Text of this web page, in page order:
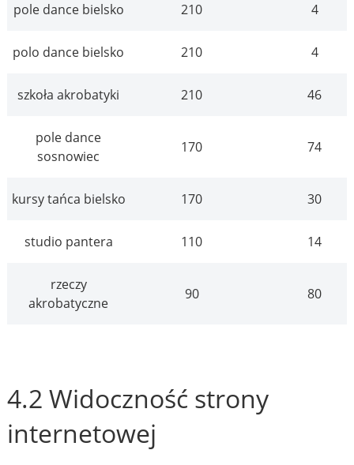
pole dance bielsko 210 4
polo dance bielsko 210 4
szkoła akrobatyki 210 46
pole dance
sosnowiec
170 74
kursy tańca bielsko 170 30
studio pantera 110 14
rzeczy
akrobatyczne
90 80
4.2 Widoczność strony
internetowej